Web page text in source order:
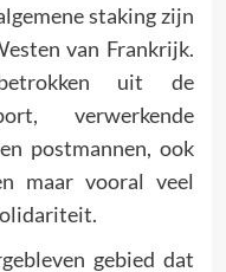
staking zijn
van Frankrijk.
uit de
verwerkende
postmannen, ook
maar vooral veel
gebied dat